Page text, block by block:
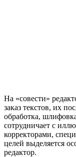
На «совести»
заказ текстов, их
обработка,
сотрудничает с
корректорами,
целей выделяется
редактор.